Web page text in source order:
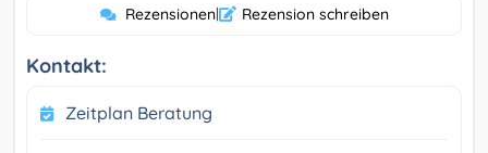
Rezensionen| Rezension schreiben
Kontakt:
Zeitplan Beratung